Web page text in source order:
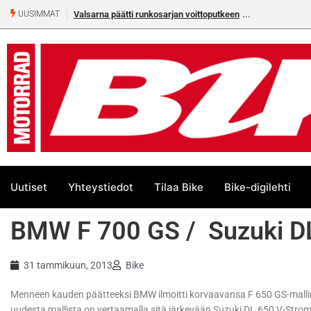
UUSIMMAT Valsarna päätti runkosarjan voittoputkeen
numeroa!
Uutiset Yhteystiedot Tilaa Bike Bike-digilehti
BMW F 700 GS / Suzuki
31 tammikuun, 2013 Bike
Menneen kauden päätteeksi BMW ilmoitti korvaavansa F 650 GS-